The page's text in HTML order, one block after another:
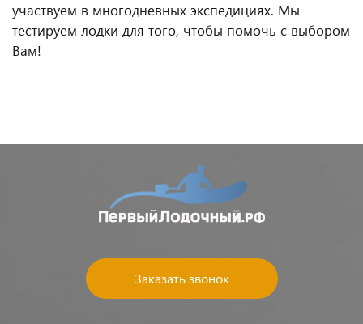
участвуем в многодневных экспедициях. Мы
тестируем лодки для того, чтобы помочь с выбором
Вам!
Заказать звонок